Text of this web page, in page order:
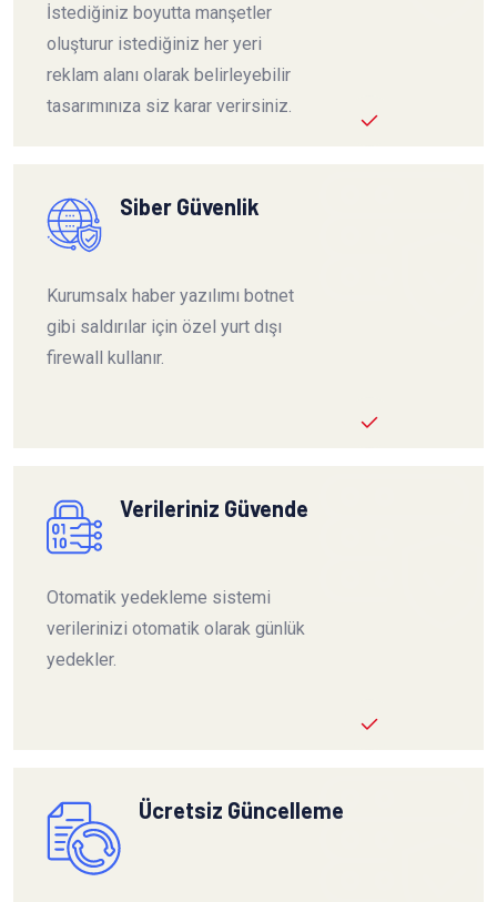
İstediğiniz boyutta manşetler
oluşturur istediğiniz her yeri
reklam alanı olarak belirleyebilir
tasarımınıza siz karar verirsiniz.
Siber Güvenlik
Kurumsalx haber yazılımı botnet
gibi saldırılar için özel yurt dışı
firewall kullanır.
Verileriniz Güvende
Otomatik yedekleme sistemi
verilerinizi otomatik olarak günlük
yedekler.
Ücretsiz Güncelleme